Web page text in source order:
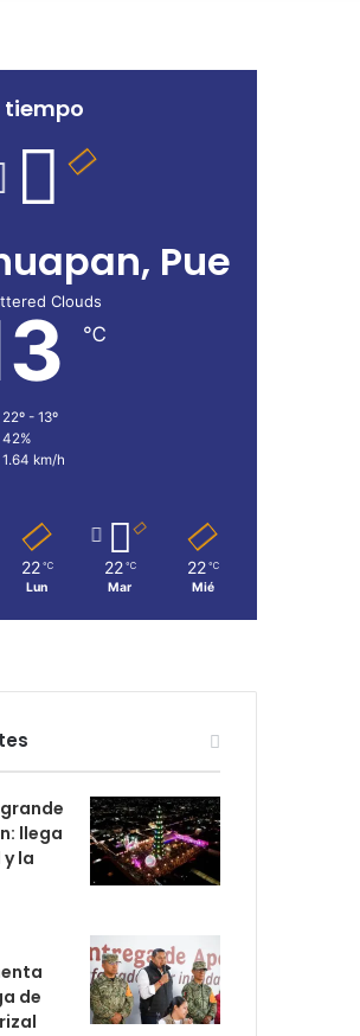
tiempo
Pue
Clouds
℃
22º - 13º
42%
1.64 km/h
22 ℃
Lun
22 ℃
Mar
22 ℃
Mié
grande
llega
la
de